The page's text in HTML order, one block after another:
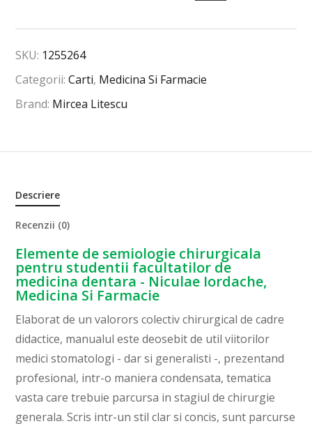
SKU: 1255264
Categorii:Carti, Medicina Si Farmacie
Brand: Mircea Litescu
Descriere
Recenzii (0)
Elemente de semiologie chirurgicala
pentru studentii facultatilor de
medicina dentara - Niculae Iordache,
Medicina Si Farmacie
Elaborat de un valorors colectiv chirurgical de cadre
didactice, manualul este deosebit de util viitorilor
medici stomatologi - dar si generalisti -, prezentand
profesional, intr-o maniera condensata, tematica
vasta care trebuie parcursa in stagiul de chirurgie
generala. Scris intr-un stil clar si concis, sunt parcurse